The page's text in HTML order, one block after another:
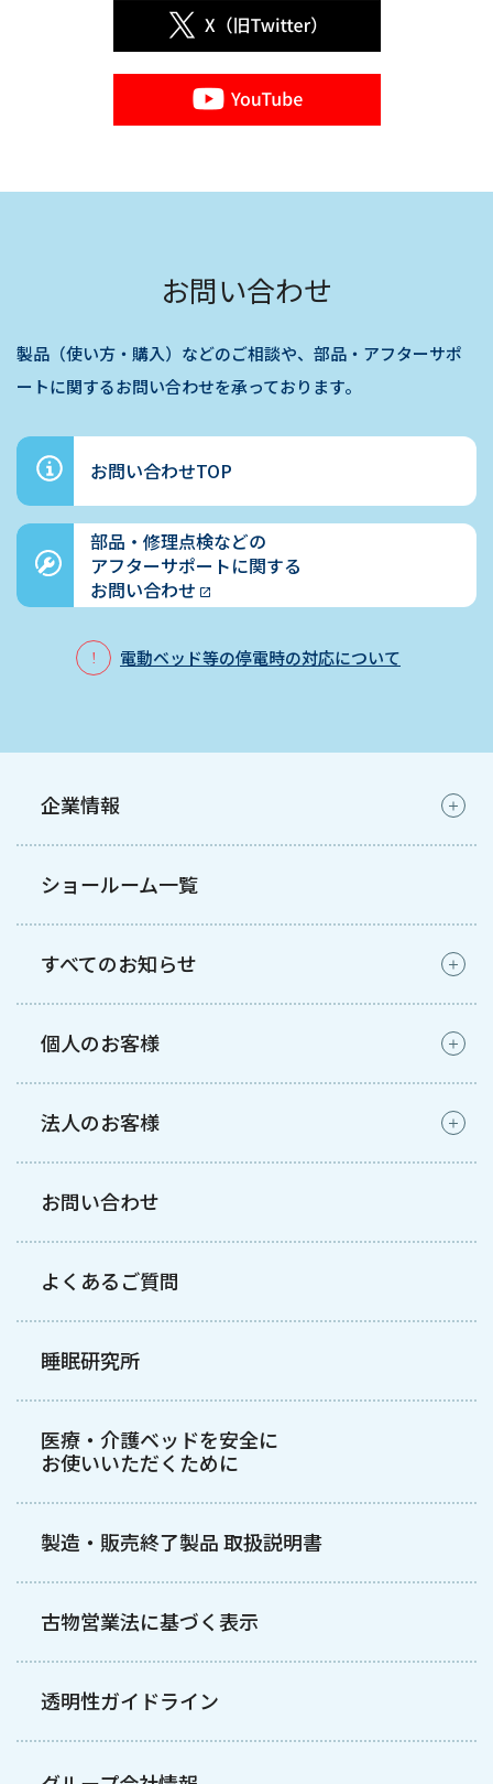
お問い合わせ
製品（使い方・購入）などのご相談や、部品・アフターサポ
ートに関するお問い合わせを承っております。
お問い合わせTOP
部品・修理点検などの
アフターサポートに関する
お問い合わせ
電動ベッド等の停電時の対応について
企業情報
ショールーム一覧
すべてのお知らせ
個人のお客様
法人のお客様
お問い合わせ
よくあるご質問
睡眠研究所
医療・介護ベッドを安全に
お使いいただくために
製造・販売終了製品 取扱説明書
古物営業法に基づく表示
透明性ガイドライン